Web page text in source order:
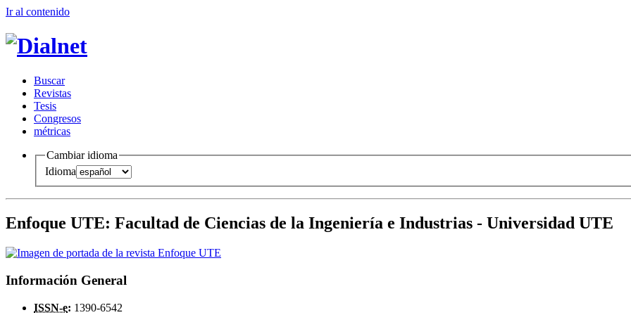
Ir al contenido
Buscar
Revistas
Tesis
Congresos
métricas
Cambiar idioma
Idioma
Enfoque UTE: Facultad de Ciencias de la Ingeniería e Industrias - Universidad UTE
Información General
ISSN-e: 1390-6542